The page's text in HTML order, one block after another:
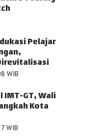
Pelajar
WIB
GT, Wali
Kota
WIB